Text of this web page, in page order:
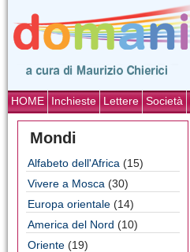
HOME Inchieste Lettere Società
Mondi
Alfabeto dell'Africa (15)
Vivere a Mosca (30)
Europa orientale (14)
America del Nord (10)
Oriente (19)